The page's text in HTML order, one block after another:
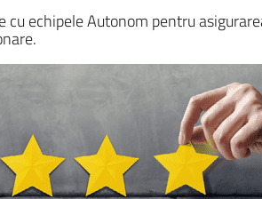
echipele Autonom pentru